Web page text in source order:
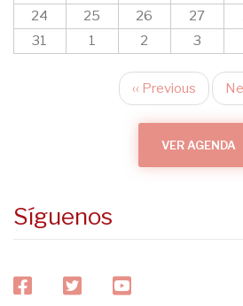
24
25 26 27
31
1 2 3
Pagination
‹‹ Previous
VER AGENDA
Síguenos
facebooktwitteryoutube